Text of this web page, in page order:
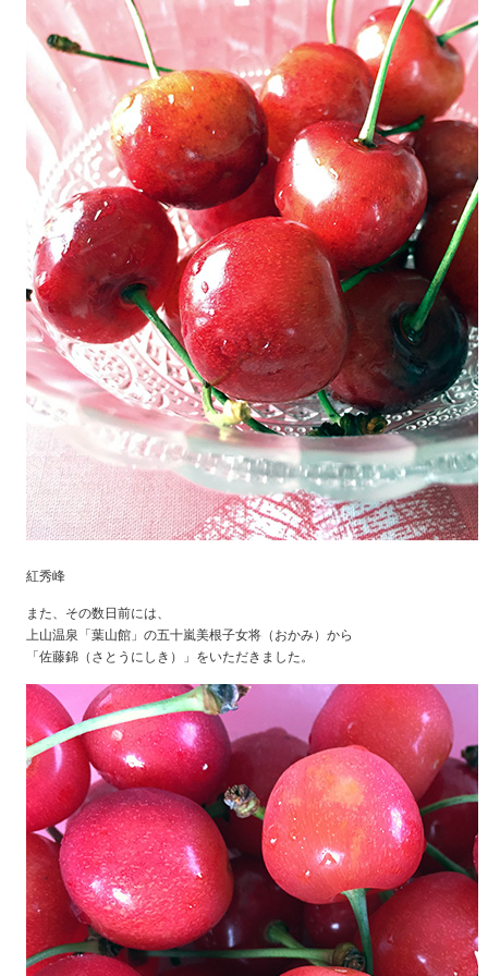
紅秀峰
また、その数日前には、
上山温泉「葉山館」の五十嵐美根子女将（おかみ）から
「佐藤錦（さとうにしき）」をいただきました。